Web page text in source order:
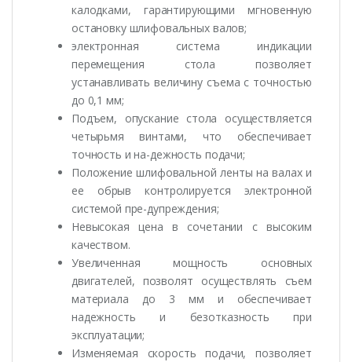
калодками, гарантирующими мгновенную
остановку шлифовальных валов;
электронная система индикации
перемещения стола позволяет
устанавливать величину съема с точностью
до 0,1 мм;
Подъем, опускание стола осуществляется
четырьмя винтами, что обеспечивает
точность и на-дежность подачи;
Положение шлифовальной ленты на валах и
ее обрыв контролируется электронной
системой пре-дупреждения;
Невысокая цена в сочетании с высоким
качеством.
Увеличенная мощность основных
двигателей, позволят осуществлять съем
материала до 3 мм и обеспечивает
надежность и безотказность при
эксплуатации;
Изменяемая скорость подачи, позволяет